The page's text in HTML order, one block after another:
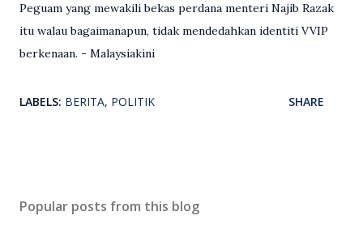
Peguam yang mewakili bekas perdana menteri Najib Razak
itu walau bagaimanapun, tidak mendedahkan identiti VVIP
berkenaan. - Malaysiakini
LABELS: BERITA POLITIK SHARE
Popular posts from this blog